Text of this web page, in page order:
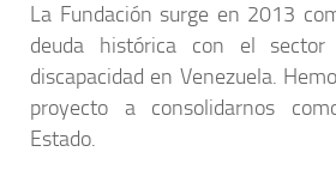
La Fundación surge en 2013
deuda histórica con el
discapacidad en Venezuela.
proyecto a consolidarnos
Estado.